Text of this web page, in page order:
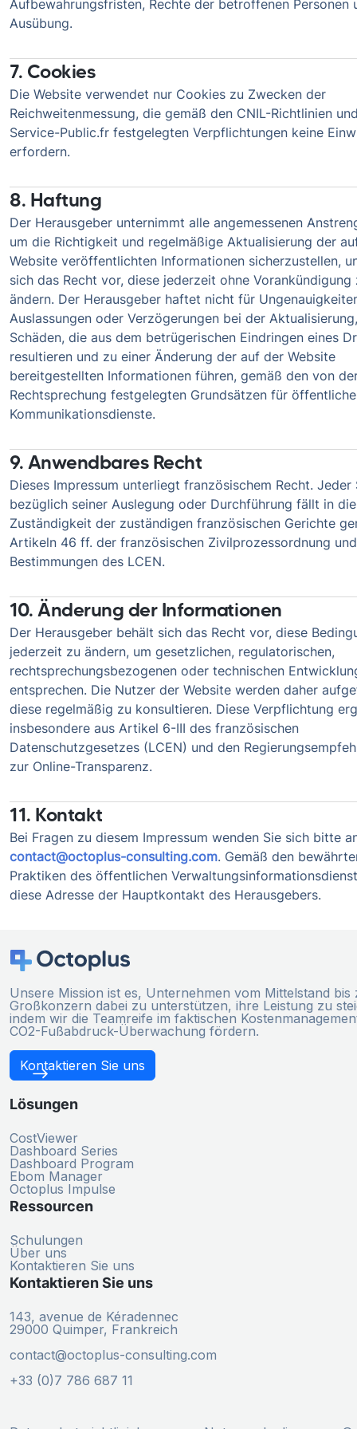
Aufbewahrungsfristen, Rechte der betroffenen Personen
Ausübung.
7. Cookies
Die Website verwendet nur Cookies zu Zwecken der
Reichweitenmessung, die gemäß den CNIL-Richtlinien
Service-Public.fr festgelegten Verpflichtungen keine
erfordern.
8. Haftung
Der Herausgeber unternimmt alle angemessenen
um die Richtigkeit und regelmäßige Aktualisierung der
Website veröffentlichten Informationen sicherzustellen,
sich das Recht vor, diese jederzeit ohne Vorankündigung
ändern. Der Herausgeber haftet nicht für
Auslassungen oder Verzögerungen bei der
Schäden, die aus dem betrügerischen Eindringen eines
resultieren und zu einer Änderung der auf der Website
bereitgestellten Informationen führen, gemäß den von
Rechtsprechung festgelegten Grundsätzen für
Kommunikationsdienste.
9. Anwendbares Recht
Dieses Impressum unterliegt französischem Recht. Jeder
bezüglich seiner Auslegung oder Durchführung fällt in die
Zuständigkeit der zuständigen französischen Gerichte
Artikeln 46 ff. der französischen Zivilprozessordnung
Bestimmungen des LCEN.
10. Änderung der Informationen
Der Herausgeber behält sich das Recht vor, diese
jederzeit zu ändern, um gesetzlichen, regulatorischen,
rechtsprechungsbezogenen oder technischen
entsprechen. Die Nutzer der Website werden daher
diese regelmäßig zu konsultieren. Diese Verpflichtung
insbesondere aus Artikel 6-III des französischen
Datenschutzgesetzes (LCEN) und den
zur Online-Transparenz.
11. Kontakt
Bei Fragen zu diesem Impressum wenden Sie sich bitte
contact@octoplus-consulting.com. Gemäß den
Praktiken des öffentlichen
diese Adresse der Hauptkontakt des Herausgebers.
Unsere Mission ist es, Unternehmen vom Mittelstand bis
Großkonzern dabei zu unterstützen, ihre Leistung zu
indem wir die Teamreife im faktischen
CO2-Fußabdruck-Überwachung fördern.
Kontaktieren Sie uns
Lösungen
CostViewer
Dashboard Series
Dashboard Program
Ebom Manager
Octoplus Impulse
Ressourcen
Schulungen
Über uns
Kontaktieren Sie uns
Kontaktieren Sie uns
143, avenue de Kéradennec
29000 Quimper, Frankreich
contact@octoplus-consulting.com
+33 (0)7 786 687 11